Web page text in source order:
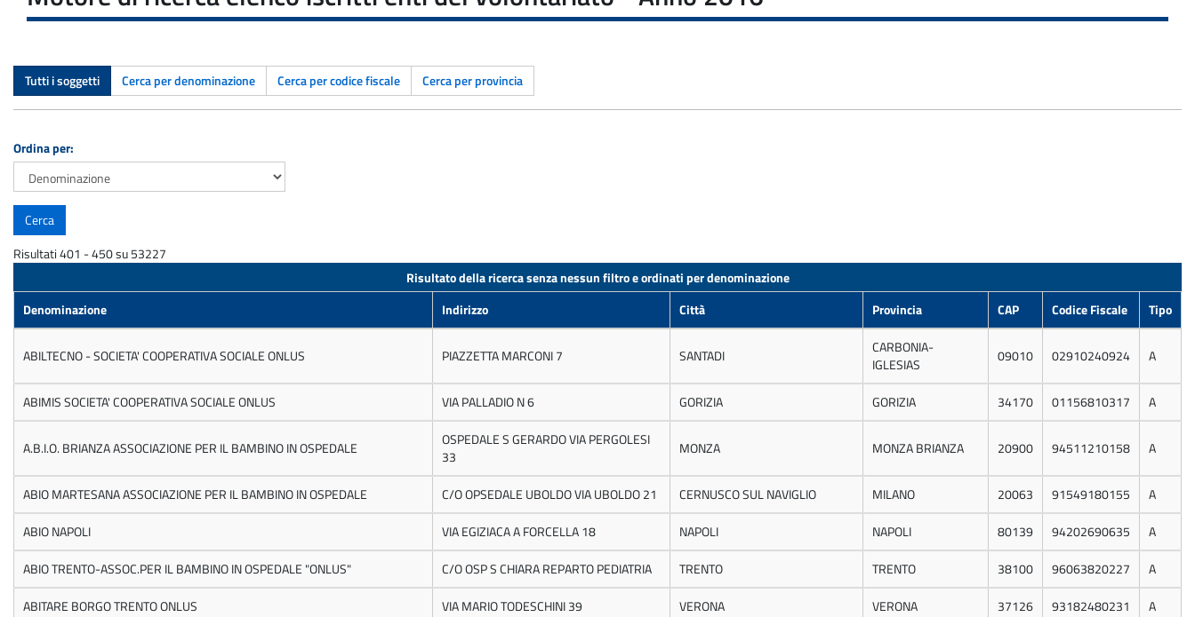
Tutti i soggetti Cerca per denominazione Cerca per codice fiscale Cerca per provincia
Ordina per:
Risultati 401 - 450 su 53227
Risultato della ricerca senza nessun filtro e ordinati per denominazione
Denominazione
Indirizzo Città Provincia CAP Codice Fiscale Tipo
ABILTECNO - SOCIETA' COOPERATIVA SOCIALE ONLUS PIAZZETTA MARCONI 7 SANTADI
CARBONIA-
IGLESIAS
09010 02910240924 A
ABIMIS SOCIETA' COOPERATIVA SOCIALE ONLUS VIA PALLADIO N 6 GORIZIA GORIZIA 34170 01156810317 A
A.B.I.O. BRIANZA ASSOCIAZIONE PER IL BAMBINO IN OSPEDALE
OSPEDALE S GERARDO VIA PERGOLESI
33
MONZA MONZA BRIANZA 20900 94511210158 A
ABIO MARTESANA ASSOCIAZIONE PER IL BAMBINO IN OSPEDALE C/O OPSEDALE UBOLDO VIA UBOLDO 21 CERNUSCO SUL NAVIGLIO MILANO 20063 91549180155
A
ABIO NAPOLI
VIA EGIZIACA A FORCELLA 18 NAPOLI NAPOLI 80139 94202690635
A
ABIO TRENTO-ASSOC.PER IL BAMBINO IN OSPEDALE "ONLUS"
C/O OSP S CHIARA REPARTO PEDIATRIA TRENTO TRENTO 38100 96063820227
A
ABITARE BORGO TRENTO ONLUS
VIA MARIO TODESCHINI 39 VERONA VERONA 37126 93182480231 A